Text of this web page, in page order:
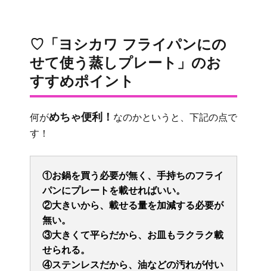
♡「ヨシカワ フライパンにの
せて使う蒸しプレート」のお
すすめポイント
何がめちゃ便利！ なのかというと、下記の点で
す！
①お鍋を買う必要が無く、手持ちのフライ
パンにプレートを載せればいい。
②大きいから、載せる量を加減する必要が
無い。
③大きくて平らだから、お皿もラクラク載
せられる。
④ステンレスだから、油などの汚れが付い